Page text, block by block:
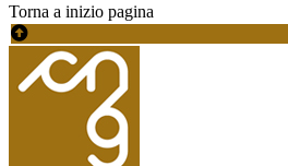
Torna a inizio pagina